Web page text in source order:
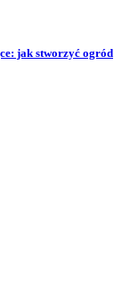
jak stworzyć ogród